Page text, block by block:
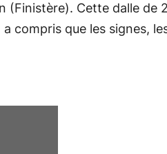
(Finistère). Cette dalle de
a compris que les signes,